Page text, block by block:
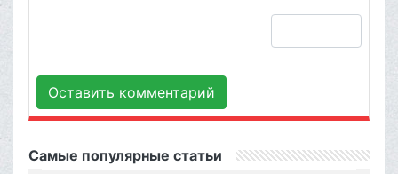
Оставить комментарий
Самые популярные статьи